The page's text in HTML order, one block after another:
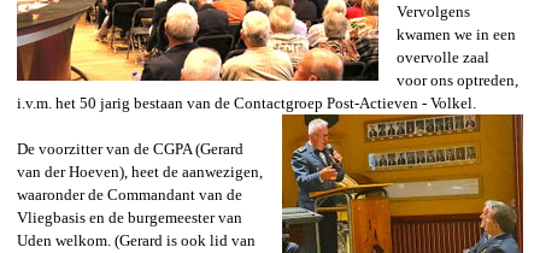
Vervolgens
kwamen we in een
overvolle zaal
voor ons optreden,
i.v.m. het 50 jarig bestaan van de Contactgroep Post-Actieven - Volkel.
De voorzitter van de CGPA (Gerard
van der Hoeven), heet de aanwezigen,
waaronder de Commandant van de
Vliegbasis en de burgemeester van
Uden welkom. (Gerard is ook lid van